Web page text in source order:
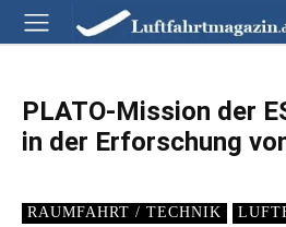
PLATO-Mission der
in der Erforschung
RAUMFAHRT / TECHNIK